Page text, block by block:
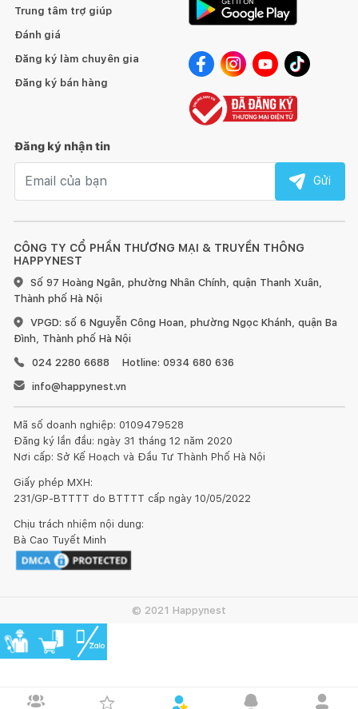
CÔNG TY CỔ PHẦN THƯƠNG MẠI & TRUYỀN THÔNG
HAPPYNEST
Số 97 Hoàng Ngân, phường Nhân Chính, quận Thanh Xuân,
Thành phố Hà Nội
VPGD: số 6 Nguyễn Công Hoan, phường Ngọc Khánh, quận Ba
Đình, Thành phố Hà Nội
024 2280 6688
Hotline: 0934 680 636
info@happynest.vn
Mã số doanh nghiệp: 0109479528
Đăng ký lần đầu: ngày 31 tháng 12 năm 2020
Nơi cấp: Sở Kế Hoạch và Đầu Tư Thành Phố Hà Nội
Giấy phép MXH:
231/GP-BTTTT do BTTTT cấp ngày 10/05/2022
Chịu trách nhiệm nội dung:
Bà Cao Tuyết Minh
Trung tâm trợ giúp
Đánh giá
Đăng ký làm chuyên gia
Đăng ký bán hàng
Đăng ký nhận tin
Gửi
© 2021 Happynest